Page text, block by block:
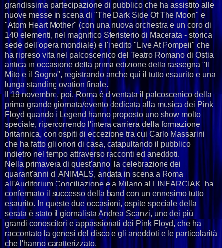
grandissima partecipazione di pubblico che ha assistito alle
nuove messe in scena di "The Dark Side Of The Moon" e
"Atom Heart Mother" (con una nuova orchestra e un coro di
140 elementi, nel magnifico Sferisterio di Macerata - storica
sede dell'opera mondiale) e l'inedito "Live At Pompeii" che
ha ripreso vita nel palcoscenico del Teatro Romano di Ostia
antica in occasione della prima edizione della rassegna "Il
Mito e il Sogno", registrando anche qui il tutto esaurito e una
lunga standing ovation finale.
Il 19 novembre, poi, Roma è diventata il palcoscenico della
prima grande giornata/evento dedicata alla musica dei Pink
Floyd quando i Legend hanno proposto uno show molto
speciale, ripercorrendo l'intera carriera della formazione
britannica, con ospiti di eccezione tra cui Carlo Massarini
che ha fatto gli onori di casa, catapultando il pubblico
indietro nel tempo attraverso racconti ed aneddoti.
Nella primavera di quest'anno, la celebrazione dei
quarant'anni di ANIMALS, andata in scena a Roma
all'Auditorium Conciliazione e a Milano al LINEARCIAK, ha
confermato il successo della band con un ennesimo tutto
esaurito. In queste due occasioni, ospite speciale della
serata è stato il giornalista Andrea Scanzi, uno dei più
grandi conoscitori e appassionati dei Pink Floyd, che ha
raccontato la genesi del disco e gli aneddoti e le particolarità
che l'hanno caratterizzato.